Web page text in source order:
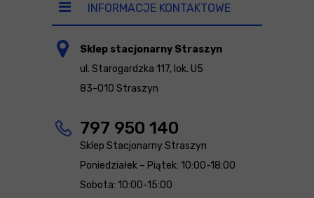
INFORMACJE KONTAKTOWE
Sklep stacjonarny Straszyn
ul. Starogardzka 117, lok. U5
83-010 Straszyn
797 950 140
Sklep Stacjonarny Straszyn
Poniedziałek – Piątek: 10:00-18:00
Sobota: 10:00-15:00